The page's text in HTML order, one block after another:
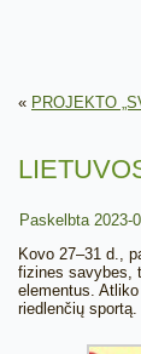
« PROJEKTO
Paskelbta 2023-
Kovo 27–31 d.,
fizines savybes,
elementus.
riedlenčių